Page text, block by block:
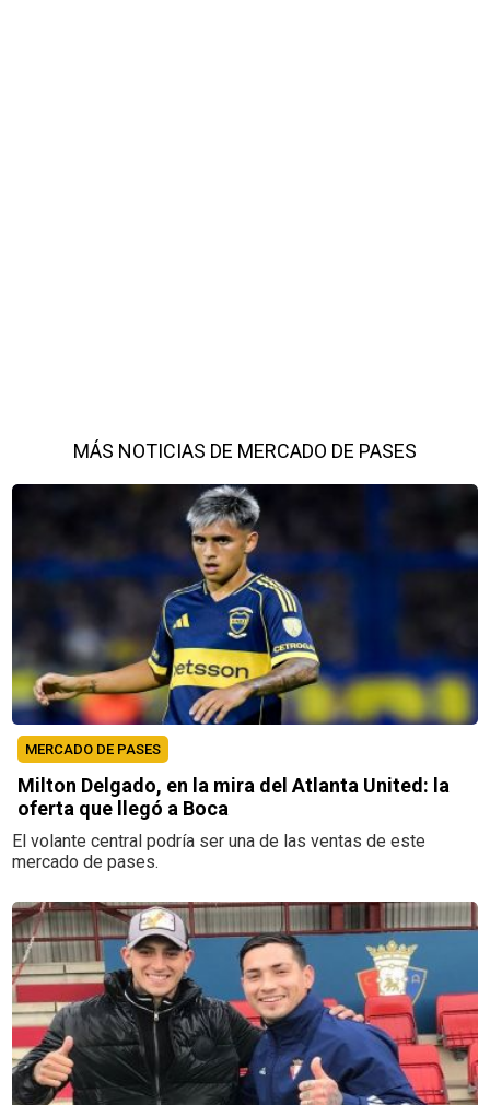
MÁS NOTICIAS DE MERCADO DE PASES
MERCADO DE PASES
Milton Delgado, en la mira del Atlanta United: la
oferta que llegó a Boca
El volante central podría ser una de las ventas de este
mercado de pases.